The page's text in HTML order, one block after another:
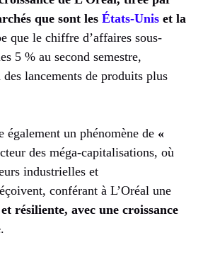
que sont les États-Unis et la
que le chiffre d’affaires sous-
5 % au second semestre,
lancements de produits plus
également un phénomène de «
des méga-capitalisations, où
industrielles et
conférant à L’Oréal une
résiliente, avec une croissance
.